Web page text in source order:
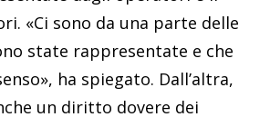
«Ci sono da una parte delle
state rappresentate e che
ha spiegato. Dall’altra,
un diritto dovere dei